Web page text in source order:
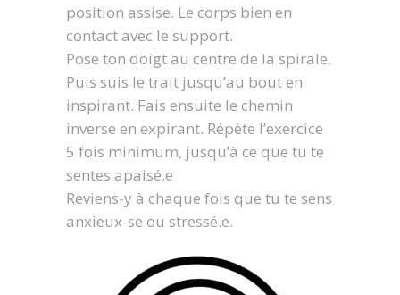
position assise. Le corps bien en
contact avec le support.
Pose ton doigt au centre de la spirale.
Puis suis le trait jusqu’au bout en
inspirant. Fais ensuite le chemin
inverse en expirant. Répète l’exercice
5 fois minimum, jusqu’à ce que tu te
sentes apaisé.e
Reviens-y à chaque fois que tu te sens
anxieux-se ou stressé.e.